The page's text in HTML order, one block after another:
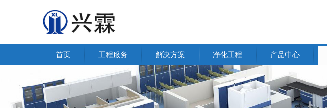
首页 工程服务 解决方案 净化工程 产品中心